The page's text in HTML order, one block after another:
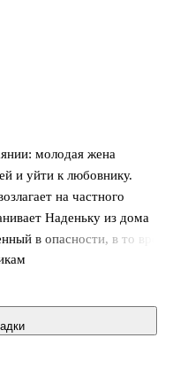
молодая жена
и уйти к любовнику.
на частного
Наденьку из дома
в опасности, в то время
малышей к его матери.
видели даму в голубом